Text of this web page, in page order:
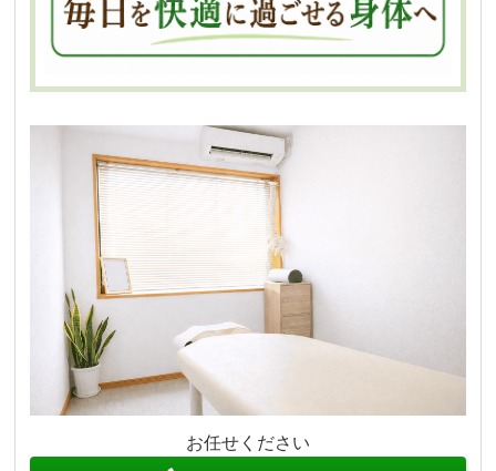
お任せください